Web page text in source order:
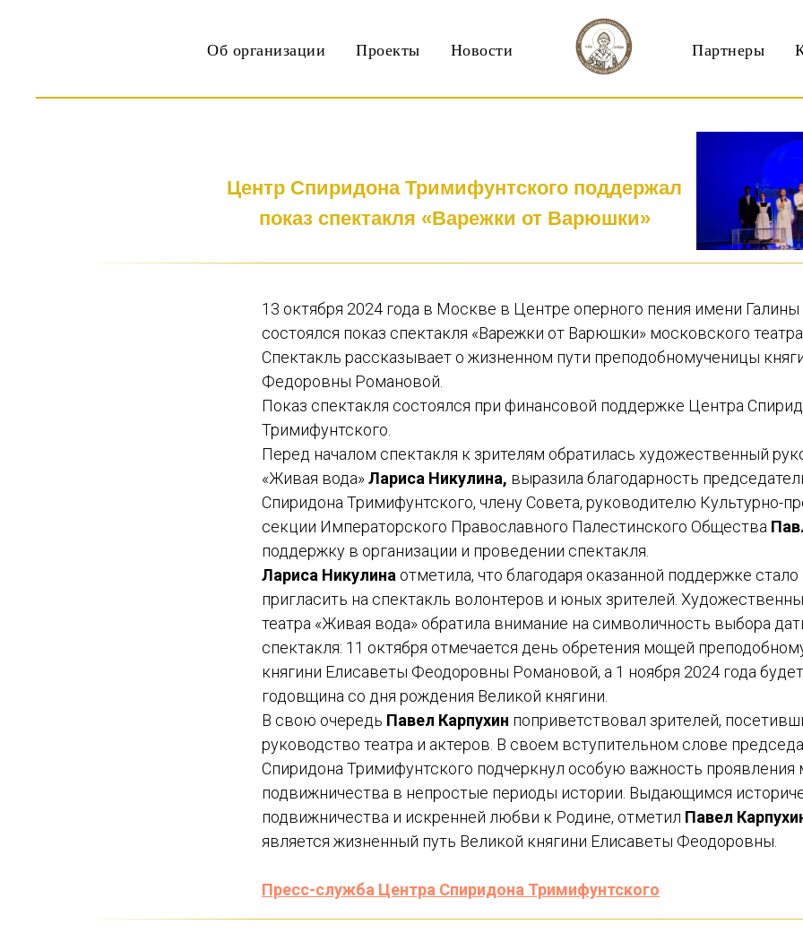
Об организации Проекты Новости Партнеры
Центр Спиридона Тримифунтского поддержал
показ спектакля «Варежки от Варюшки»
13 октября 2024 года в Москве в Центре оперного пения имени
состоялся показ спектакля «Варежки от Варюшки» московского
Спектакль рассказывает о жизненном пути преподобномученицы
Федоровны Романовой.
Показ спектакля состоялся при финансовой поддержке Центра
Тримифунтского.
Перед началом спектакля к зрителям обратилась художественный
«Живая вода»Лариса Никулина, выразила благодарность
Спиридона Тримифунтского, члену Совета, руководителю Культурно-
секции Императорского Православного Палестинского Общества
поддержку в организации и проведении спектакля.
Лариса Никулина отметила, что благодаря оказанной поддержке
пригласить на спектакль волонтеров и юных зрителей.
театра «Живая вода» обратила внимание на символичность выбора
спектакля: 11 октября отмечается день обретения мощей
княгини Елисаветы Феодоровны Романовой, а 1 ноября 2024 года
годовщина со дня рождения Великой княгини.
В свою очередь Павел Карпухин поприветствовал зрителей,
руководство театра и актеров. В своем вступительном слове
Спиридона Тримифунтского подчеркнул особую важность проявления
подвижничества в непростые периоды истории. Выдающимся
подвижничества и искренней любви к Родине, отметил Павел
является жизненный путь Великой княгини Елисаветы Феодоровны.
Пресс-служба Центра Спиридона Тримифунтского